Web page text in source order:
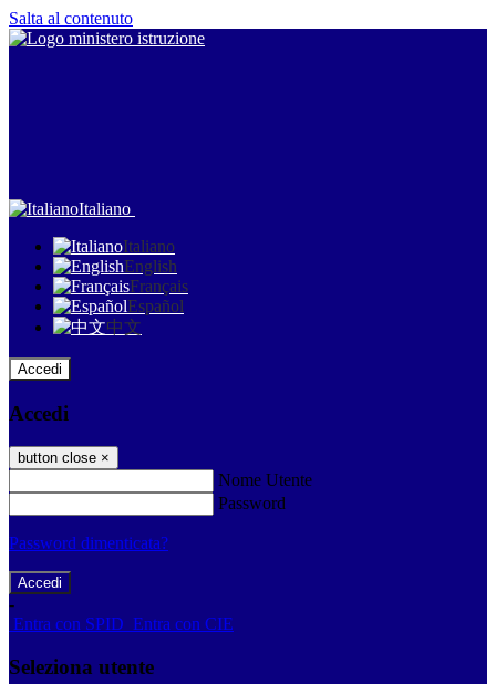
Salta al contenuto
Italiano
Italiano
English
Français
Español
中文
Accedi
Accedi
button close ×
Nome Utente
Password
Password dimenticata?
-
Entra con SPID Entra con CIE
Seleziona utente